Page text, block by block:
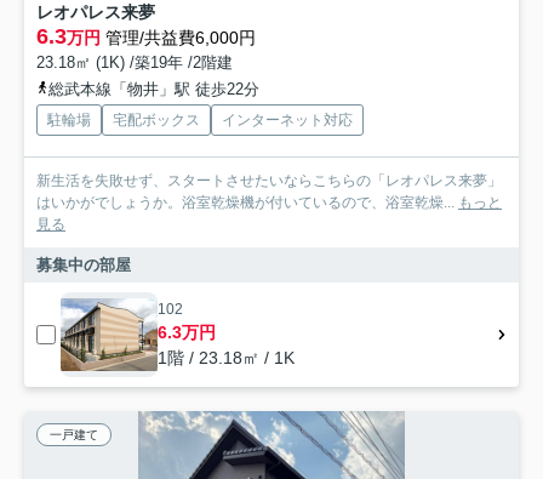
レオパレス来夢
6.3万円 管理/共益費6,000円
23.18㎡ (1K) /築19年 /2階建
総武本線「物井」駅 徒歩22分
駐輪場 宅配ボックス インターネット対応
新生活を失敗せず、スタートさせたいならこちらの「レオパレス来夢」
はいかがでしょうか。浴室乾燥機が付いているので、浴室乾燥... もっと
見る
募集中の部屋
102
6.3万円
1階 / 23.18㎡ / 1K
一戸建て